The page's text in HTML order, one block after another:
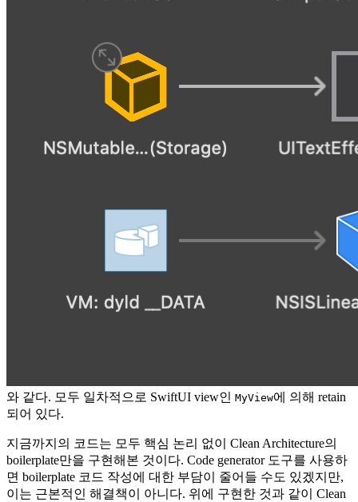
와 같다. 모두 일차적으로 SwiftUI view인 MyView에 의해 retain
되어 있다.
지금까지의 코드는 모두 핵심 논리 없이 Clean Architecture의
boilerplate만을 구현해본 것이다. Code generator 도구를 사용하
면 boilerplate 코드 작성에 대한 부담이 줄어들 수도 있겠지만,
이는 근본적인 해결책이 아니다. 위에 구현한 것과 같이 Clean